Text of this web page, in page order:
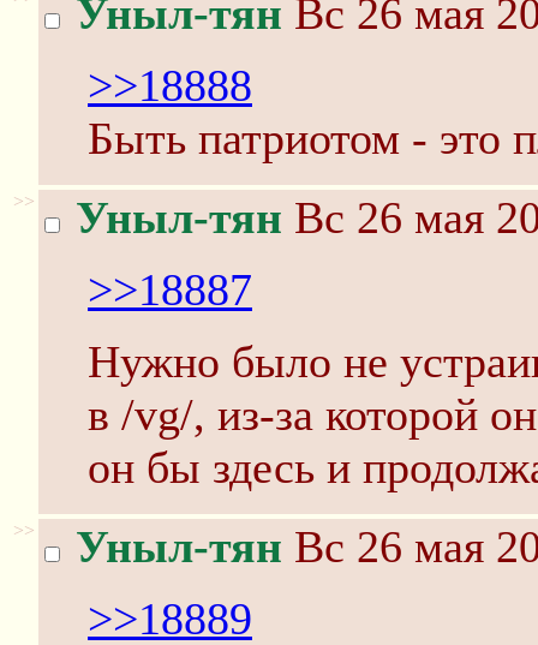
Уныл-тян Вс 26 мая
>>18888
Быть патриотом - это
>> Уныл-тян Вс 26 мая
>>18887
Нужно было не
в /vg/, из-за которой
он бы здесь и
>> Уныл-тян Вс 26 мая
>>18889